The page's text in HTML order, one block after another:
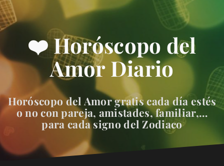
❤️ Horóscopo del
Amor Diario
Horóscopo del Amor gratis cada día estés
o no con pareja, amistades, familiar,…
para cada signo del Zodiaco